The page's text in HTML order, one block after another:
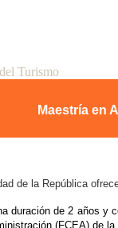
Turismo
Maestría en
de la República
duración de 2 años
(FCEA) de